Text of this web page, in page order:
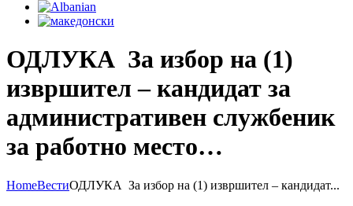
ОДЛУКА За избор на (1)
извршител – кандидат за
административен службеник
за работно место…
HomeВестиОДЛУКА За избор на (1) извршител – кандидат...